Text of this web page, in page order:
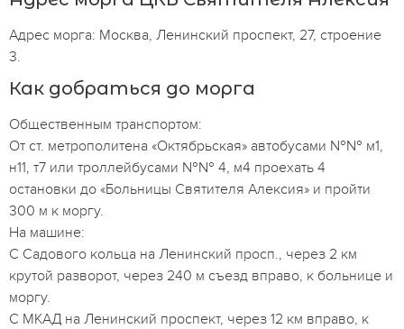
Адрес морга: Москва, Ленинский проспект, 27, строение
3.
Как добраться до морга
Общественным транспортом:
От ст. метрополитена «Октябрьская» автобусами №№ м1,
н11, т7 или троллейбусами №№ 4, м4 проехать 4
остановки до «Больницы Святителя Алексия» и пройти
300 м к моргу.
На машине:
С Садового кольца на Ленинский просп., через 2 км
крутой разворот, через 240 м съезд вправо, к больнице и
моргу.
С МКАД на Ленинский проспект, через 12 км вправо, к